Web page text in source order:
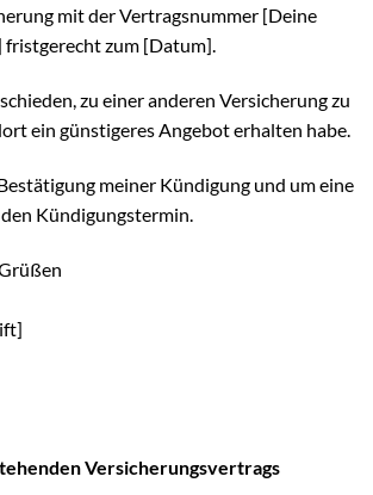
mit der Vertragsnummer [Deine
zum [Datum].
zu einer anderen Versicherung zu
ein günstigeres Angebot erhalten habe.
meiner Kündigung und um eine
Kündigungstermin.
Versicherungsvertrags